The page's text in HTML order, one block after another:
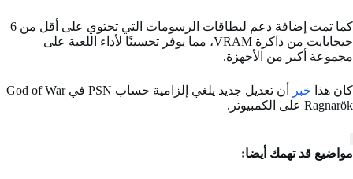
كما تمت إضافة دعم لبطاقات الرسومات التي تحتوي على أقل من 6
جيجابايت من ذاكرة VRAM، مما يوفر تحسينًا لأداء اللعبة على
مجموعة أكبر من الأجهزة.
كان هذا خبر
أن تعديل جديد يلغي إلزامية حساب PSN في God of War
Ragnarök على الكمبيوتر.
مواضيع قد تهمك أيضا: